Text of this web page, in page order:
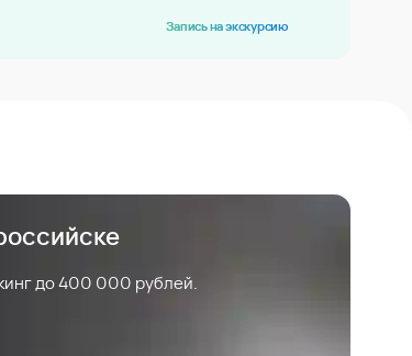
Запись на экскурсию
до 400 000 рублей.